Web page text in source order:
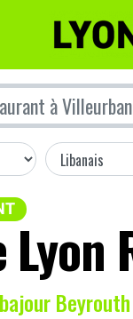
Beyrouth